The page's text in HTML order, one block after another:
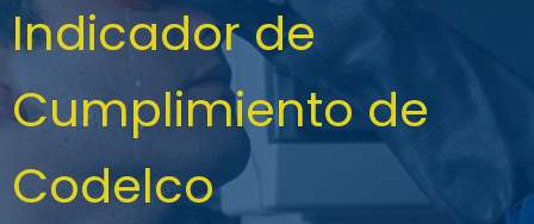
Indicador de
Cumplimiento de
Codelco